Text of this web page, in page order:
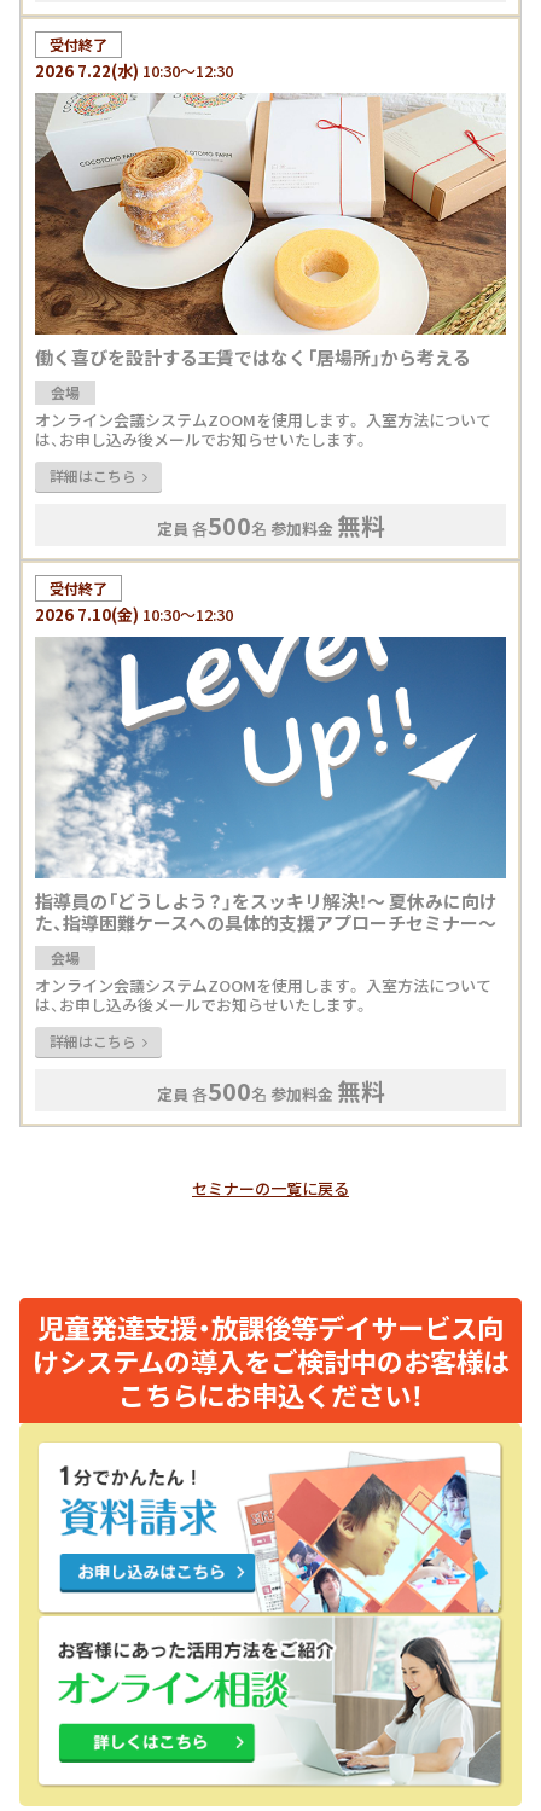
受付終了
2026 7.22(水) 10:30～12:30
働く喜びを設計する――工賃ではなく「居場所」から考える
会場
オンライン会議システムZOOMを使用します。 入室方法について
は、お申し込み後メールでお知らせいたします。
詳細はこちら
定員 各500名 参加料金 無料
受付終了
2026 7.10(金) 10:30～12:30
指導員の「どうしよう？」をスッキリ解決！〜 夏休みに向け
た、指導困難ケースへの具体的支援アプローチセミナー〜
会場
オンライン会議システムZOOMを使用します。 入室方法について
は、お申し込み後メールでお知らせいたします。
詳細はこちら
定員 各500名 参加料金 無料
セミナーの一覧に戻る
児童発達支援・放課後等デイサービス向
けシステムの導入をご検討中のお客様は
こちらにお申込ください！